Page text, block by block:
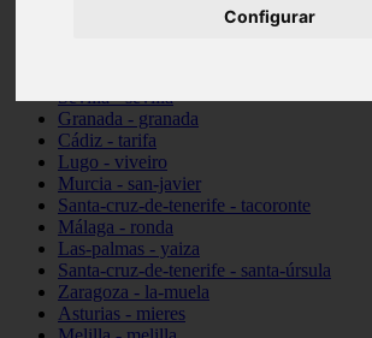
Configurar
Sevilla - sevilla
Granada - granada
Cádiz - tarifa
Lugo - viveiro
Murcia - san-javier
Santa-cruz-de-tenerife - tacoronte
Málaga - ronda
Las-palmas - yaiza
Santa-cruz-de-tenerife - santa-úrsula
Zaragoza - la-muela
Asturias - mieres